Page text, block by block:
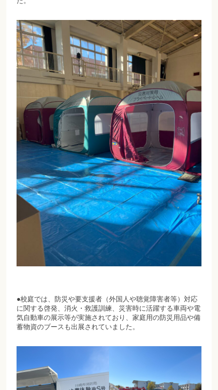
●校庭では、防災や要支援者（外国人や聴覚障害者等）対応
に関する啓発、消火・救護訓練、災害時に活躍する車両や電
気自動車の展示等が実施されており、家庭用の防災用品や備
蓄物資のブースも出展されていました。